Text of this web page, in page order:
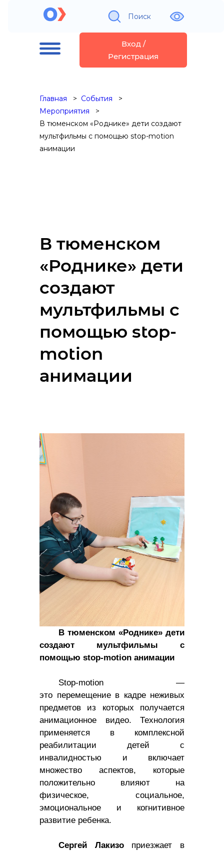
Поиск
Вход /
Регистрация
Главная
События
Мероприятия
В тюменском «Роднике» дети создают
мультфильмы с помощью stop-motion
анимации
В тюменском
«Роднике» дети
создают
мультфильмы с
помощью stop-
motion
анимации
В тюменском «Роднике» дети
создают мультфильмы с
помощью stop-motion анимации
Stop-motion —
это перемещение в кадре неживых
предметов из которых получается
анимационное видео. Технология
применяется в комплексной
реабилитации детей с
инвалидностью и включает
множество аспектов, которые
положительно влияют на
физическое, социальное,
эмоциональное и когнитивное
развитие ребенка.
Сергей Лакизоприезжает в